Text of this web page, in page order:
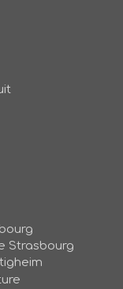
Strasbourg